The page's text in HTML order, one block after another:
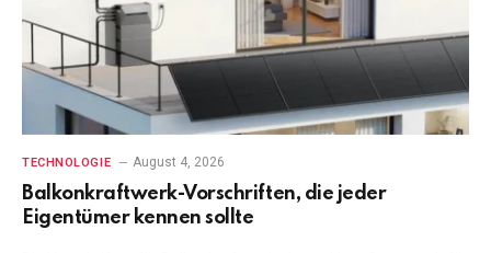
TECHNOLOGIE August 4, 2026
Balkonkraftwerk-Vorschriften, die jeder
Eigentümer kennen sollte